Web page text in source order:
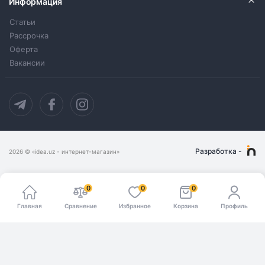
Статьи
Рассрочка
Оферта
Вакансии
2026 © «idea.uz - интернет-магазин» Разработка -
Главная
0
Сравнение
0
Избранное
0
Корзина Профиль